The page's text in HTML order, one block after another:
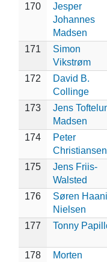
170
Jesper
Johannes
Madsen
171
Simon
Vikstrøm
172
David B.
Collinge
173
Jens
Madsen
174
Peter
Christiansen
175
Jens Friis-
Walsted
176
Søren
Nielsen
177 Tonny
178
Morten